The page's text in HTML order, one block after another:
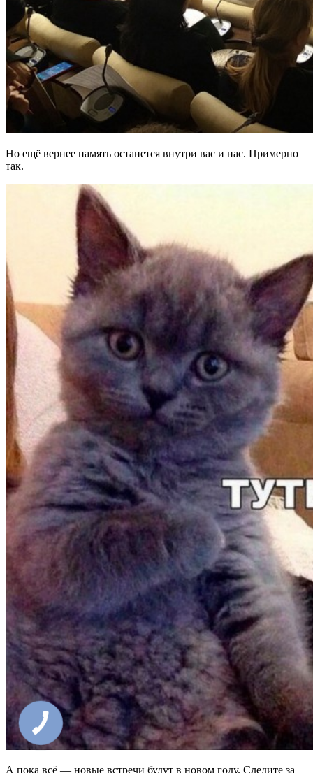
Но ещё вернее память останется внутри вас и нас. Примерно
так.
А пока всё — новые встречи будут в новом году. Следите за